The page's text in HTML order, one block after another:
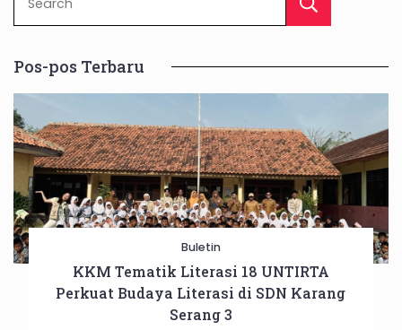
Pos-pos Terbaru
Buletin
KKM Tematik Literasi 18 UNTIRTA
Perkuat Budaya Literasi di SDN Karang
Serang 3